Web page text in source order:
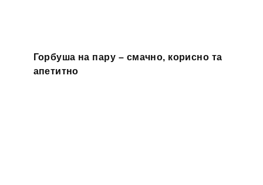
Горбуша на пару – смачно, корисно та
апетитно